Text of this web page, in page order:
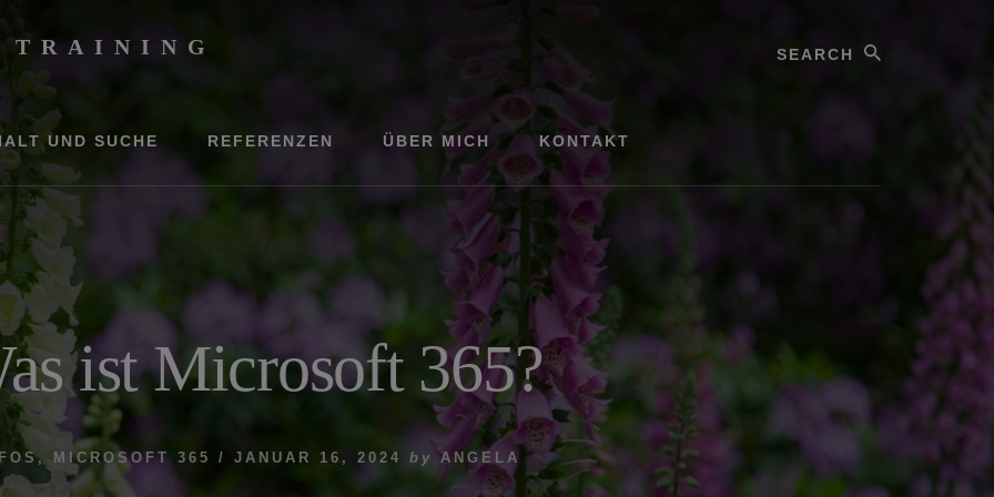
TRAINING
UND SUCHE REFERENZEN ÜBER MICH KONTAKT
ist Microsoft 365?
, MICROSOFT 365 / JANUAR 16, 2024 by ANGELA